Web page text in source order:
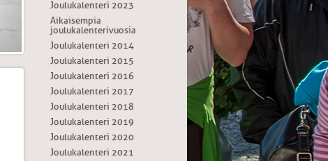
Joulukalenteri 2023
Aikaisempia
joulukalenterivuosia
Joulukalenteri 2014
Joulukalenteri 2015
Joulukalenteri 2016
Joulukalenteri 2017
Joulukalenteri 2018
Joulukalenteri 2019
Joulukalenteri 2020
Joulukalenteri 2021